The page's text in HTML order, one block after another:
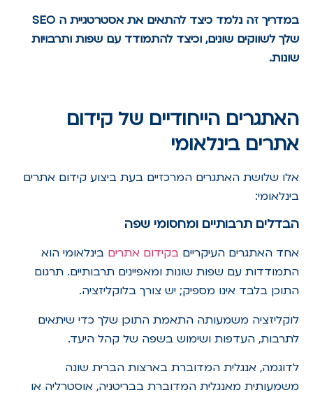
במדריך זה נלמד כיצד להתאים את אסטרטגיית ה SEO
שלך לשווקים שונים, וכיצד להתמודד עם שפות ותרבויות
שונות.
האתגרים הייחודיים של קידום
אתרים בינלאומי
אלו שלושת האתגרים המרכזיים בעת ביצוע קידום אתרים
בינלאומי:
הבדלים תרבותיים ומחסומי שפה
אחד האתגרים העיקריים בקידום אתרים בינלאומי הוא
התמודדות עם שפות שונות ומאפיינים תרבותיים. תרגום
התוכן בלבד אינו מספיק; יש צורך בלוקליזציה.
לוקליזציה משמעותה התאמת התוכן שלך כדי שיתאים
לתרבות, העדפות ושימוש בשפה של קהל היעד.
לדוגמה, אנגלית המדוברת בארצות הברית שונה
משמעותית מאנגלית המדוברת בבריטניה, אוסטרליה או